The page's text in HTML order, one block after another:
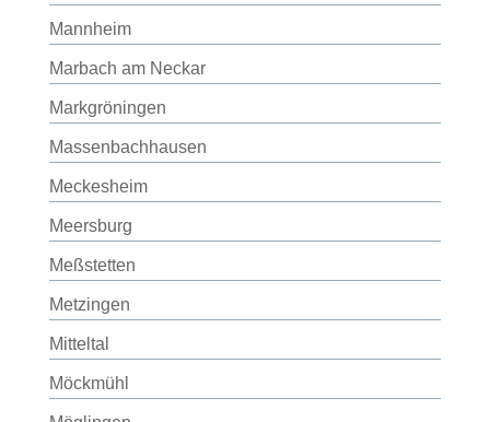
Mannheim
Marbach am Neckar
Markgröningen
Massenbachhausen
Meckesheim
Meersburg
Meßstetten
Metzingen
Mitteltal
Möckmühl